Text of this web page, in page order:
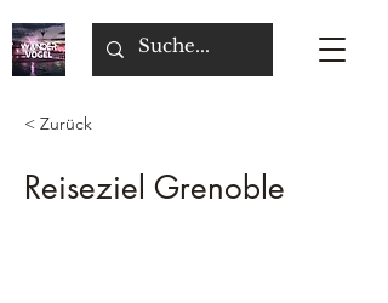
< Zurück
Reiseziel Grenoble